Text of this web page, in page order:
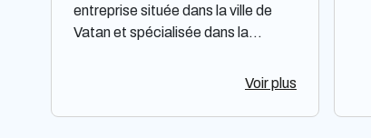
entreprise située dans la ville de
Vatan et spécialisée dans la
piscines. Elle est constituée sous
limitée à associé unique. Située
Voir plus